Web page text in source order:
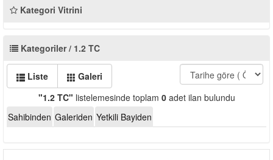
Kategori Vitrini
Kategoriler / 1.2 TC
Liste
Galeri
"1.2 TC" listelemesinde toplam 0adet ilan bulundu
Sahibinden Galeriden Yetkili Bayiden